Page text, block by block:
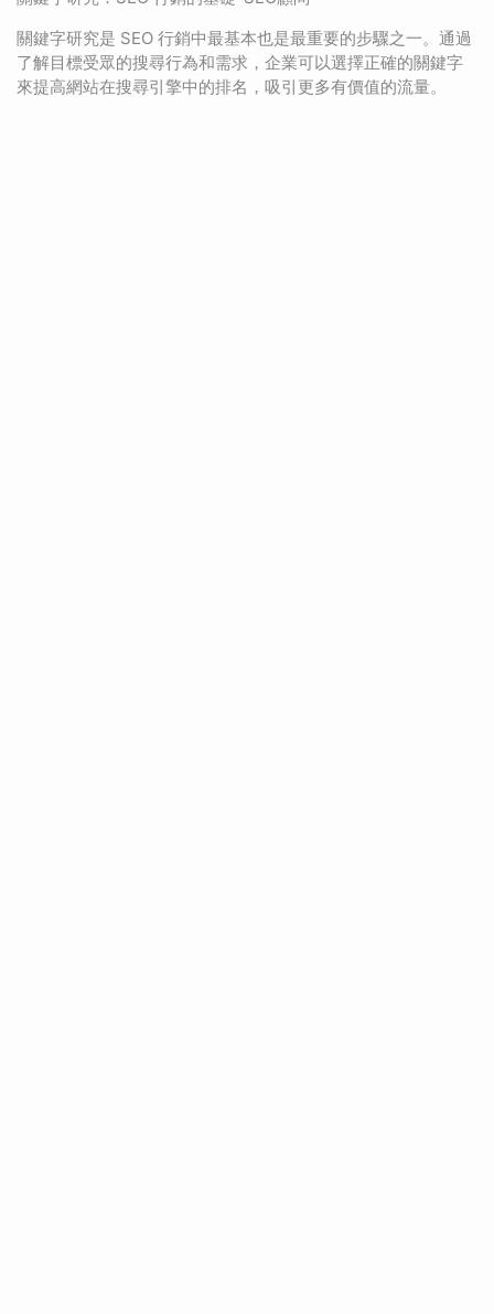
關鍵字研究是 SEO 行銷中最基本也是最重要的步驟之一。通過
了解目標受眾的搜尋行為和需求，企業可以選擇正確的關鍵字
來提高網站在搜尋引擎中的排名，吸引更多有價值的流量。